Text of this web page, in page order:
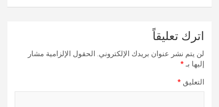
اترك تعليقاً
لن يتم نشر عنوان بريدك الإلكتروني. الحقول الإلزامية مشار
إليها بـ*
التعليق *